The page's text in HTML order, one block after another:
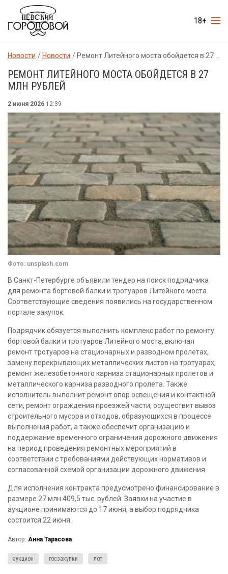
18+
Новости Новости Ремонт Литейного моста обойдется в 27 млн рублей
РЕМОНТ ЛИТЕЙНОГО МОСТА ОБОЙДЕТСЯ В 27
МЛН РУБЛЕЙ
2 июня 2026 12:39
Фото: unsplash.com
В Санкт-Петербурге объявили тендер на поиск подрядчика
для ремонта бортовой балки и тротуаров Литейного моста.
Соответствующие сведения появились на государственном
портале закупок.
Подрядчик обязуется выполнить комплекс работ по ремонту
бортовой балки и тротуаров Литейного моста, включая
ремонт тротуаров на стационарных и разводном пролетах,
замену перекрывающих металлических листов на тротуарах,
ремонт железобетонного карниза стационарных пролетов и
металлического карниза разводного пролета. Также
исполнитель выполнит ремонт опор освещения и контактной
сети, ремонт ограждения проезжей части, осуществит вывоз
строительного мусора и отходов, образующихся в процессе
выполнения работ, а также обеспечит организацию и
поддержание временного ограничения дорожного движения
на период проведения ремонтных мероприятий в
соответствии с требованиями действующих нормативов и
согласованной схемой организации дорожного движения.
Для исполнения контракта предусмотрено финансирование в
размере 27 млн 409,5 тыс. рублей. Заявки на участие в
аукционе принимаются до 17 июня, а выбор подрядчика
состоится 22 июня.
Автор: Анна Тарасова
аукцион госзакупки лот